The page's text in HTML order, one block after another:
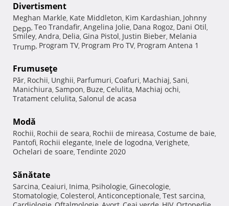
Divertisment
Meghan Markle, Kate Middleton, Kim Kardashian, Johnny
Depp, Teo Trandafir, Angelina Jolie, Dana Rogoz, Dani Otil,
Smiley, Andra, Delia, Gina Pistol, Justin Bieber, Melania
Trump, Program TV, Program Pro TV, Program Antena 1
Frumuseţe
Păr, Rochii, Unghii, Parfumuri, Coafuri, Machiaj, Sani,
Manichiura, Sampon, Buze, Celulita, Machiaj ochi,
Tratament celulita, Salonul de acasa
Modă
Rochii, Rochii de seara, Rochii de mireasa, Costume de baie,
Pantofi, Rochii elegante, Inele de logodna, Verighete,
Ochelari de soare, Tendinte 2020
Sănătate
Sarcina, Ceaiuri, Inima, Psihologie, Ginecologie,
Stomatologie, Colesterol, Anticonceptionale, Test sarcina,